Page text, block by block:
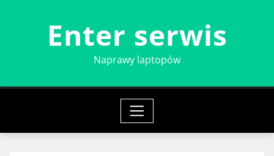
Enter serwis
Naprawy laptopów